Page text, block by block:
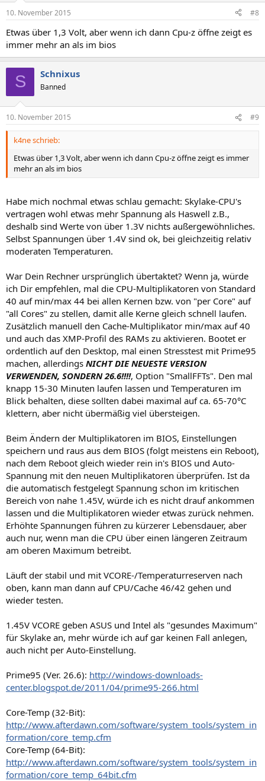
10. November 2015 #8
Etwas über 1,3 Volt, aber wenn ich dann Cpu-z öffne zeigt es
immer mehr an als im bios
S Schnixus
Banned
10. November 2015 #9
k4ne schrieb:
Etwas über 1,3 Volt, aber wenn ich dann Cpu-z öffne zeigt es immer
mehr an als im bios
Habe mich nochmal etwas schlau gemacht: Skylake-CPU's
vertragen wohl etwas mehr Spannung als Haswell z.B.,
deshalb sind Werte von über 1.3V nichts außergewöhnliches.
Selbst Spannungen über 1.4V sind ok, bei gleichzeitig relativ
moderaten Temperaturen.
War Dein Rechner ursprünglich übertaktet? Wenn ja, würde
ich Dir empfehlen, mal die CPU-Multiplikatoren von Standard
40 auf min/max 44 bei allen Kernen bzw. von "per Core" auf
"all Cores" zu stellen, damit alle Kerne gleich schnell laufen.
Zusätzlich manuell den Cache-Multiplikator min/max auf 40
und auch das XMP-Profil des RAMs zu aktivieren. Bootet er
ordentlich auf den Desktop, mal einen Stresstest mit Prime95
machen, allerdings NICHT DIE NEUESTE VERSION
VERWENDEN, SONDERN 26.6!!!!, Option "SmallFFTs". Den mal
knapp 15-30 Minuten laufen lassen und Temperaturen im
Blick behalten, diese sollten dabei maximal auf ca. 65-70°C
klettern, aber nicht übermäßig viel übersteigen.
Beim Ändern der Multiplikatoren im BIOS, Einstellungen
speichern und raus aus dem BIOS (folgt meistens ein Reboot),
nach dem Reboot gleich wieder rein in's BIOS und Auto-
Spannung mit den neuen Multiplikatoren überprüfen. Ist da
die automatisch festgelegt Spannung schon im kritischen
Bereich von nahe 1.45V, würde ich es nicht drauf ankommen
lassen und die Multiplikatoren wieder etwas zurück nehmen.
Erhöhte Spannungen führen zu kürzerer Lebensdauer, aber
auch nur, wenn man die CPU über einen längeren Zeitraum
am oberen Maximum betreibt.
Läuft der stabil und mit VCORE-/Temperaturreserven nach
oben, kann man dann auf CPU/Cache 46/42 gehen und
wieder testen.
1.45V VCORE geben ASUS und Intel als "gesundes Maximum"
für Skylake an, mehr würde ich auf gar keinen Fall anlegen,
auch nicht per Auto-Einstellung.
Prime95 (Ver. 26.6): http://windows-downloads-
center.blogspot.de/2011/04/prime95-266.html
Core-Temp (32-Bit):
http://www.afterdawn.com/software/system_tools/system_in
formation/core_temp.cfm
Core-Temp (64-Bit):
http://www.afterdawn.com/software/system_tools/system_in
formation/core_temp_64bit.cfm